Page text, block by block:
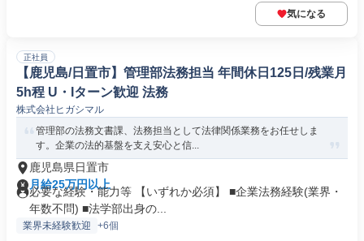
気になる
正社員
【鹿児島/日置市】管理部法務担当 年間休日125日/残業月
5h程 U・Iターン歓迎 法務
株式会社ヒガシマル
管理部の法務文書課、法務担当として法律関係業務をお任せしま
す。企業の法的基盤を支え安心と信...
鹿児島県日置市
月給25万円以上
必要な経験・能力等 【いずれか必須】 ■企業法務経験(業界・
年数不問) ■法学部出身の...
業界未経験歓迎 +6個